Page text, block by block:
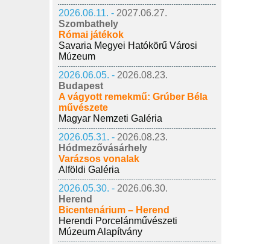
2026.06.11. - 2027.06.27.
Szombathely
Római játékok
Savaria Megyei Hatókörű Városi
Múzeum
2026.06.05. - 2026.08.23.
Budapest
A vágyott remekmű: Grúber Béla
művészete
Magyar Nemzeti Galéria
2026.05.31. - 2026.08.23.
Hódmezővásárhely
Varázsos vonalak
Alföldi Galéria
2026.05.30. - 2026.06.30.
Herend
Bicentenárium – Herend
Herendi Porcelánművészeti
Múzeum Alapítvány